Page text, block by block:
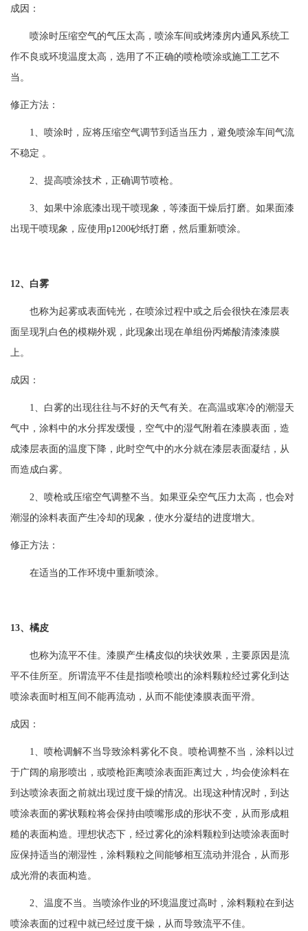
成因：
喷涂时压缩空气的气压太高，喷涂车间或烤漆房内通风系统工
作不良或环境温度太高，选用了不正确的喷枪喷涂或施工工艺不
当。
修正方法：
1、喷涂时，应将压缩空气调节到适当压力，避免喷涂车间气流
不稳定 。
2、提高喷涂技术，正确调节喷枪。
3、如果中涂底漆出现干喷现象，等漆面干燥后打磨。如果面漆
出现干喷现象，应使用p1200砂纸打磨，然后重新喷涂。
12、白雾
也称为起雾或表面钝光，在喷涂过程中或之后会很快在漆层表
面呈现乳白色的模糊外观，此现象出现在单组份丙烯酸清漆漆膜
上。
成因：
1、白雾的出现往往与不好的天气有关。在高温或寒冷的潮湿天
气中，涂料中的水分挥发缓慢，空气中的湿气附着在漆膜表面，造
成漆层表面的温度下降，此时空气中的水分就在漆层表面凝结，从
而造成白雾。
2、喷枪或压缩空气调整不当。如果亚朵空气压力太高，也会对
潮湿的涂料表面产生冷却的现象，使水分凝结的进度增大。
修正方法：
在适当的工作环境中重新喷涂。
13、橘皮
也称为流平不佳。漆膜产生橘皮似的块状效果，主要原因是流
平不佳所至。所谓流平不佳是指喷枪喷出的涂料颗粒经过雾化到达
喷涂表面时相互间不能再流动，从而不能使漆膜表面平滑。
成因：
1、喷枪调解不当导致涂料雾化不良。喷枪调整不当，涂料以过
于广阔的扇形喷出，或喷枪距离喷涂表面距离过大，均会使涂料在
到达喷涂表面之前就出现过度干燥的情况。出现这种情况时，到达
喷涂表面的雾状颗粒将会保持由喷嘴形成的形状不变，从而形成粗
糙的表面构造。理想状态下，经过雾化的涂料颗粒到达喷涂表面时
应保持适当的潮湿性，涂料颗粒之间能够相互流动并混合，从而形
成光滑的表面构造。
2、温度不当。当喷涂作业的环境温度过高时，涂料颗粒在到达
喷涂表面的过程中就已经过度干燥，从而导致流平不佳。